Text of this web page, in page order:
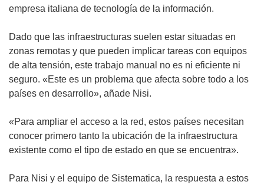
a
b
r
i
e
n
u
a
empresa italiana de tecnología de la información.
Dado que las infraestructuras suelen estar situadas en
zonas remotas y que pueden implicar tareas con equipos
de alta tensión, este trabajo manual no es ni eficiente ni
seguro. «Este es un problema que afecta sobre todo a los
países en desarrollo», añade Nisi.
«Para ampliar el acceso a la red, estos países necesitan
conocer primero tanto la ubicación de la infraestructura
existente como el tipo de estado en que se encuentra».
Para Nisi y el equipo de Sistematica, la respuesta a estos